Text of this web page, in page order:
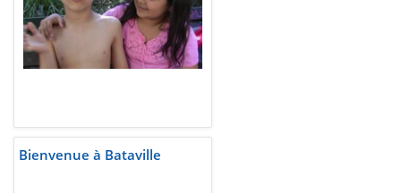
Bienvenue à Bataville